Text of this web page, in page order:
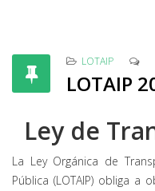
LOTAIP
LOTAIP
Ley de
La Ley Orgánica de
Pública (LOTAIP) obliga a